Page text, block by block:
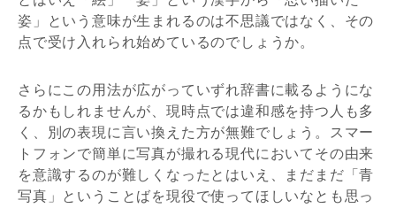
姿」という意味が生まれるのは不思議ではなく、その
点で受け入れられ始めているのでしょうか。
さらにこの用法が広がっていずれ辞書に載るようにな
るかもしれませんが、現時点では違和感を持つ人も多
く、別の表現に言い換えた方が無難でしょう。スマー
トフォンで簡単に写真が撮れる現代においてその由来
を意識するのが難しくなったとはいえ、まだまだ「青
写真」ということばを現役で使ってほしいなとも思っ